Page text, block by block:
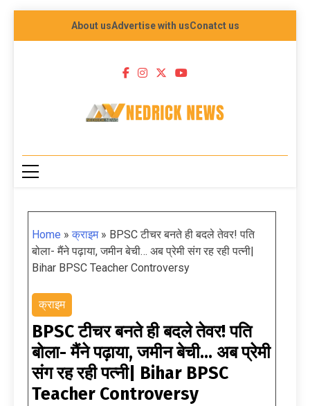
About usAdvertise with usConatct us
NEDRICK NEWS
Home »क्राइम» BPSC टीचर बनते ही बदले तेवर! पति
बोला- मैंने पढ़ाया, जमीन बेची… अब प्रेमी संग रह रही पत्नी|
Bihar BPSC Teacher Controversy
क्राइम
BPSC टीचर बनते ही बदले तेवर! पति
बोला- मैंने पढ़ाया, जमीन बेची… अब प्रेमी
संग रह रही पत्नी| Bihar BPSC
Teacher Controversy